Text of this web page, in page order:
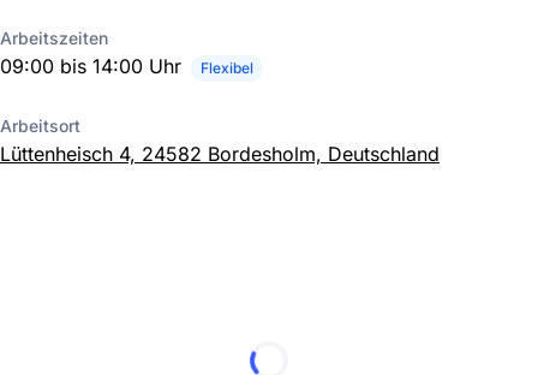
Arbeitszeiten
09:00 bis 14:00 Uhr Flexibel
Arbeitsort
Lüttenheisch 4, 24582 Bordesholm, Deutschland